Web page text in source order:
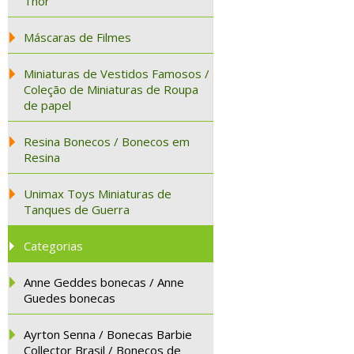
Máscaras de Filmes
Miniaturas de Vestidos Famosos /
Coleção de Miniaturas de Roupa
de papel
Resina Bonecos / Bonecos em
Resina
Unimax Toys Miniaturas de
Tanques de Guerra
Categorias
Anne Geddes bonecas / Anne
Guedes bonecas
Ayrton Senna / Bonecas Barbie
Collector Brasil / Bonecos de